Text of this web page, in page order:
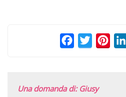
FacebookTwitter
Una domanda di: Giusy